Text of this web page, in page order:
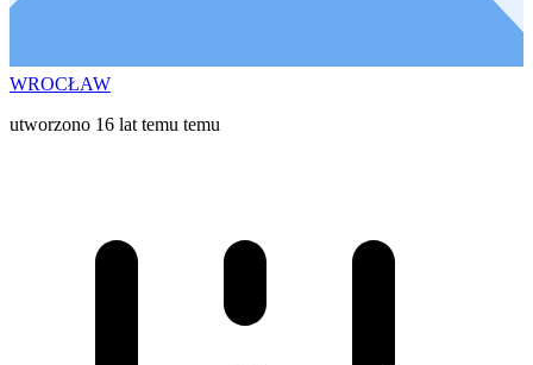
WROCŁAW
utworzono 16 lat temu temu